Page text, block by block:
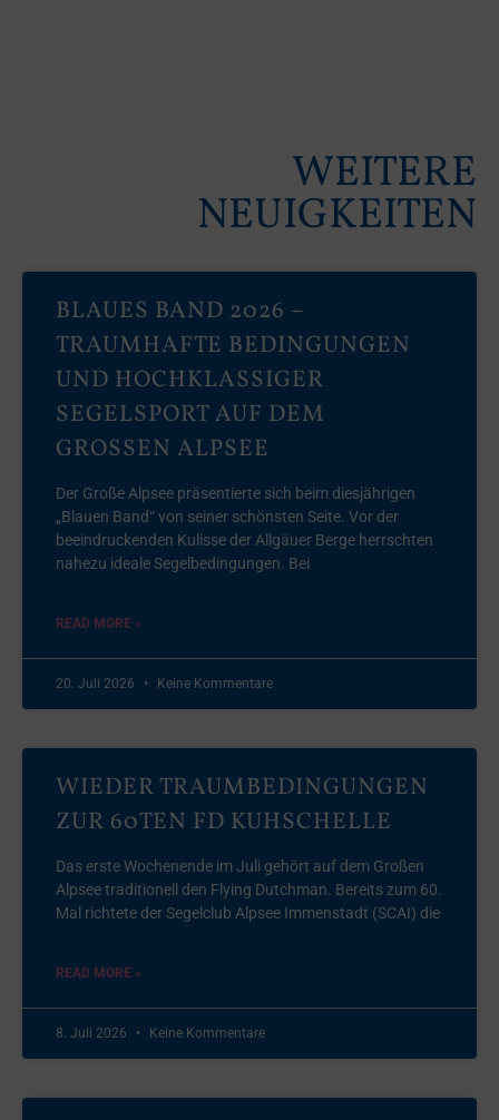
WEITERE
NEUIGKEITEN
BLAUES BAND 2026 –
TRAUMHAFTE BEDINGUNGEN
UND HOCHKLASSIGER
SEGELSPORT AUF DEM
GROSSEN ALPSEE
Der Große Alpsee präsentierte sich beim diesjährigen
„Blauen Band“ von seiner schönsten Seite. Vor der
beeindruckenden Kulisse der Allgäuer Berge herrschten
nahezu ideale Segelbedingungen. Bei
READ MORE »
20. Juli 2026 Keine Kommentare
WIEDER TRAUMBEDINGUNGEN
ZUR 60TEN FD KUHSCHELLE
Das erste Wochenende im Juli gehört auf dem Großen
Alpsee traditionell den Flying Dutchman. Bereits zum 60.
Mal richtete der Segelclub Alpsee Immenstadt (SCAI) die
READ MORE »
8. Juli 2026 Keine Kommentare